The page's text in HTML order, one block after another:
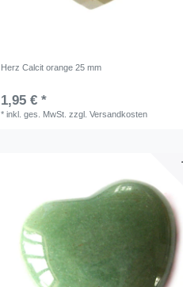
Herz Calcit orange 25 mm
1,95 € *
*inkl. ges. MwSt. zzgl.Versandkosten